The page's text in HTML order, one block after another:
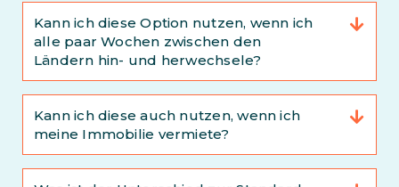
Kann ich diese Option nutzen, wenn ich
alle paar Wochen zwischen den
Ländern hin- und herwechsele?
Kann ich diese auch nutzen, wenn ich
meine Immobilie vermiete?